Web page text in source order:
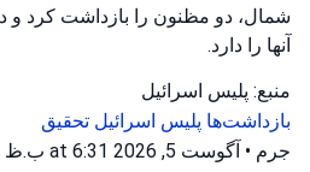
شمال، دو مظنون را بازداشت کرد و
آنها را دارد.
منبع: پلیس اسرائیل
بازداشت‌ها پلیس اسرائیل تحقیق
جرم • آگوست 5, 2026 at 6:31 ب.ظ